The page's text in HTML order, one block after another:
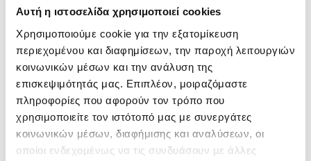
Αυτή η ιστοσελίδα χρησιμοποιεί cookies
Χρησιμοποιούμε cookie για την εξατομίκευση
περιεχομένου και διαφημίσεων, την παροχή λειτουργιών
κοινωνικών μέσων και την ανάλυση της
επισκεψιμότητάς μας. Επιπλέον, μοιραζόμαστε
πληροφορίες που αφορούν τον τρόπο που
χρησιμοποιείτε τον ιστότοπό μας με συνεργάτες
κοινωνικών μέσων, διαφήμισης και αναλύσεων, οι
οποίοι ενδεχομένως να τις συνδυάσουν με άλλες
ασφάλεια σε γυναίκες οι οποίες
διαγιγνώσκονται με διεισδυτικό πλακούντα, σε
συνεργασία πάντα με τον Μαιευτήρα -
Γυναικολόγο που τις παρακολουθεί.